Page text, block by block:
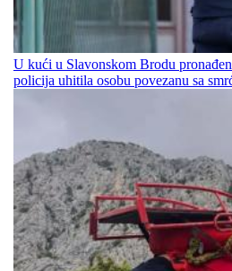
U kući u Slavonskom Brodu
policija uhitila osobu povezanu sa